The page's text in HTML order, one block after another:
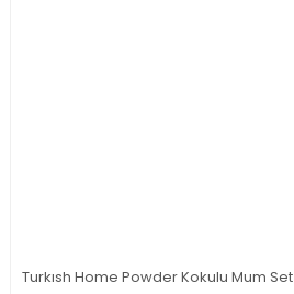
Turkısh Home Powder Kokulu Mum Set